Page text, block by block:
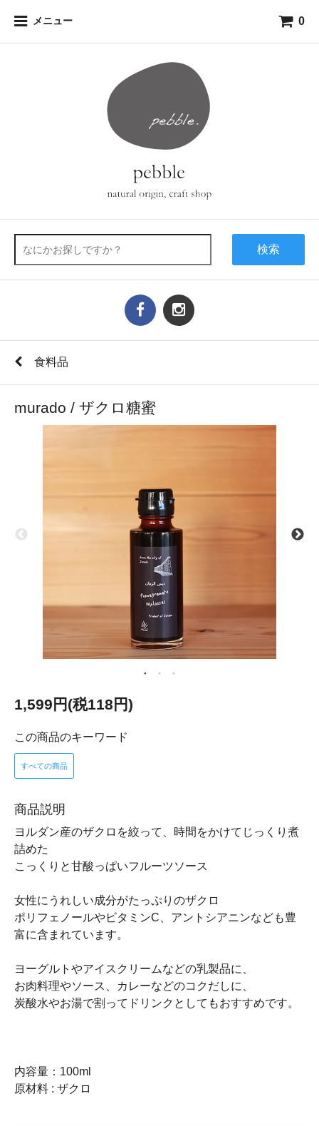
メニュー 0
検索
食料品
murado / ザクロ糖蜜
1,599円(税118円)
この商品のキーワード
すべての商品
商品説明
ヨルダン産のザクロを絞って、時間をかけてじっくり煮
詰めた
こっくりと甘酸っぱいフルーツソース
女性にうれしい成分がたっぷりのザクロ
ポリフェノールやビタミンC、アントシアニンなども豊
富に含まれています。
ヨーグルトやアイスクリームなどの乳製品に、
お肉料理やソース、カレーなどのコクだしに、
炭酸水やお湯で割ってドリンクとしてもおすすめです。
内容量：100ml
原材料 : ザクロ